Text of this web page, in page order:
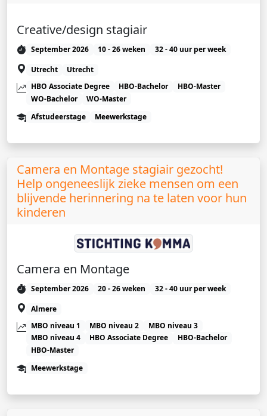
Creative/design stagiair
September 2026 10 - 26 weken
32 - 40 uur per week
Utrecht
Utrecht
HBO Associate Degree
HBO-Bachelor
HBO-Master
WO-Bachelor
WO-Master
Afstudeerstage
Meewerkstage
Camera en Montage stagiair gezocht!
Help ongeneeslijk zieke mensen om een
blijvende herinnering na te laten voor hun
kinderen
Camera en Montage
September 2026 20 - 26 weken
32 - 40 uur per week
Almere
MBO niveau 1
MBO niveau 2
MBO niveau 3
MBO niveau 4
HBO Associate Degree
HBO-Bachelor
HBO-Master
Meewerkstage